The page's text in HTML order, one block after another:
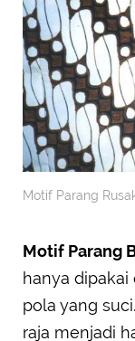
Motif Parang
Motif Parang
hanya
pola yang
raja menjadi